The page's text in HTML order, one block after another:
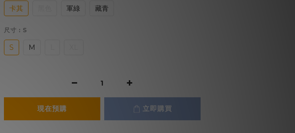
卡其 軍綠 藏青
尺寸 : S
S M
現在預購 立即購買